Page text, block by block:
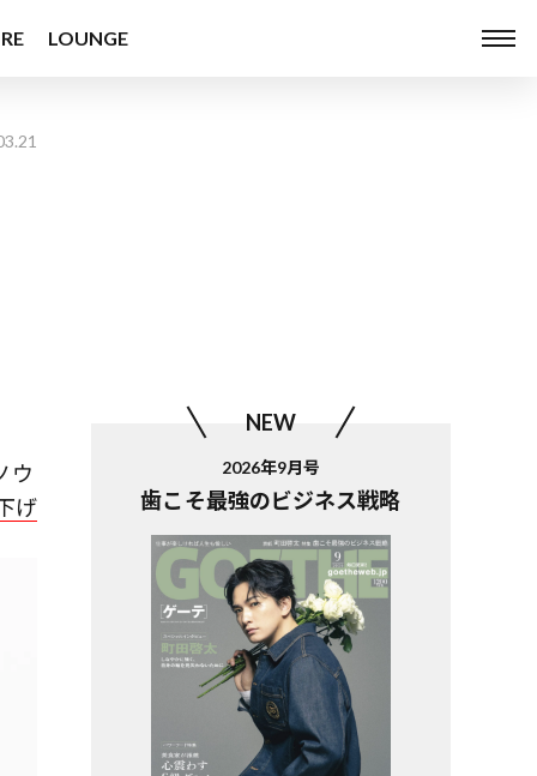
LOUNGE
ウ
げ
NEW
2026年9月号
歯こそ最強のビジネス戦略